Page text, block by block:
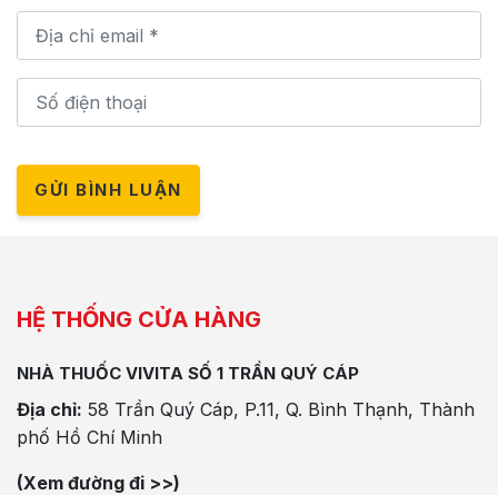
GỬI BÌNH LUẬN
HỆ THỐNG CỬA HÀNG
NHÀ THUỐC VIVITA SỐ 1 TRẦN QUÝ CÁP
Địa chỉ: 58 Trần Quý Cáp, P.11, Q. Bình Thạnh, Thành
phố Hồ Chí Minh
(Xem đường đi >>)